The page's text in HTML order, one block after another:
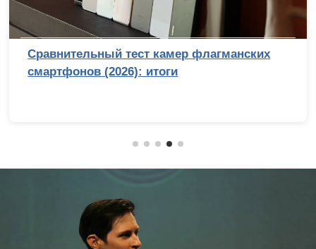
Сравнительный тест камер флагманских
смартфонов (2026): итоги